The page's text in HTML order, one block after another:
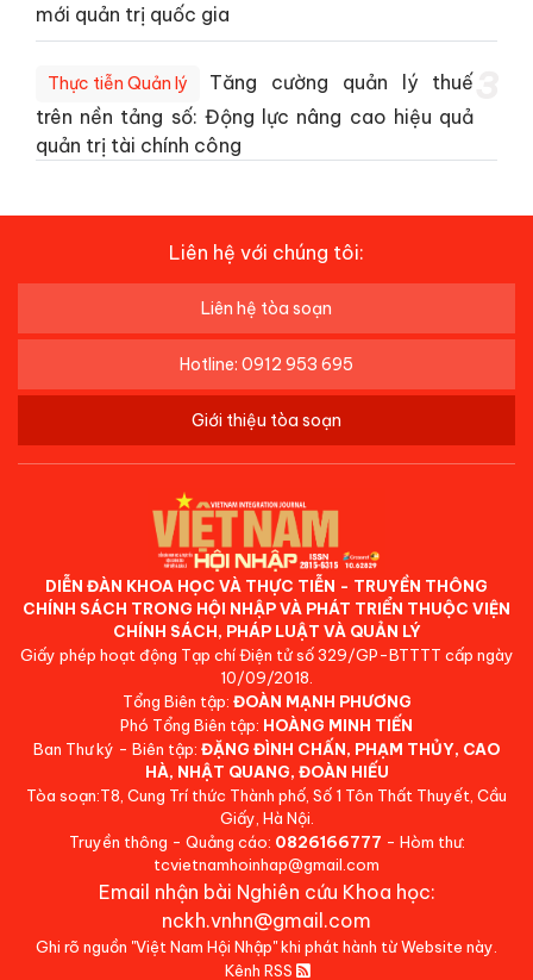
mới quản trị quốc gia
Thực tiễn Quản lý
Tăng cường quản lý thuế
trên nền tảng số: Động lực nâng cao hiệu quả
quản trị tài chính công
Liên hệ với chúng tôi:
Liên hệ tòa soạn
Hotline: 0912 953 695
Giới thiệu tòa soạn
DIỄN ĐÀN KHOA HỌC VÀ THỰC TIỄN - TRUYỀN THÔNG
CHÍNH SÁCH TRONG HỘI NHẬP VÀ PHÁT TRIỂN THUỘC VIỆN
CHÍNH SÁCH, PHÁP LUẬT VÀ QUẢN LÝ
Giấy phép hoạt động Tạp chí Điện tử số 329/GP-BTTTT cấp ngày
10/09/2018.
Tổng Biên tập: ĐOÀN MẠNH PHƯƠNG
Phó Tổng Biên tập: HOÀNG MINH TIẾN
Ban Thư ký - Biên tập: ĐẶNG ĐÌNH CHẤN, PHẠM THỦY, CAO
HÀ, NHẬT QUANG, ĐOÀN HIẾU
Tòa soạn:T8, Cung Trí thức Thành phố, Số 1 Tôn Thất Thuyết, Cầu
Giấy, Hà Nội.
Truyền thông - Quảng cáo: 0826166777 - Hòm thư:
tcvietnamhoinhap@gmail.com
Email nhận bài Nghiên cứu Khoa học:
nckh.vnhn@gmail.com
Ghi rõ nguồn "Việt Nam Hội Nhập" khi phát hành từ Website này.
Kênh RSS